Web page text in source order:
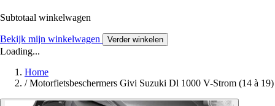
Subtotaal winkelwagen
Bekijk mijn winkelwagen Verder winkelen
Loading...
Home
/ Motorfietsbeschermers Givi Suzuki Dl 1000 V-Strom (14 à 19)